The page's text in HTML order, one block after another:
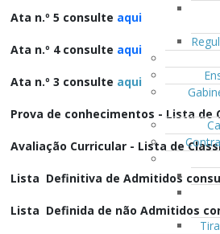
Ata n.º 5 consulte aqui
Ata n.º 4 consulte aqui
Ata n.º 3 consulte aqui
Prova de conhecimentos - Lista de
Avaliação Curricular - Lista de
Lista Definitiva de Admitidos
Lista Definida de não Admitidos